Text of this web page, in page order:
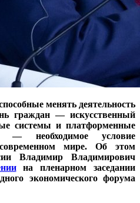
менять деятельность
граждан — искусственный
системы и платформенные
— необходимое условие
мире. Об этом
Владимир Владимирович
на пленарном заседании
экономического форума